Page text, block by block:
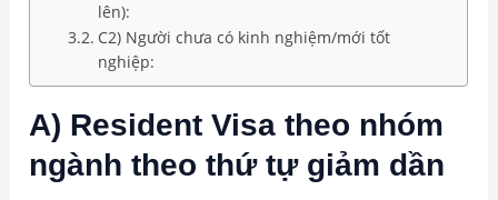
lên):
C2) Người chưa có kinh nghiệm/mới tốt
nghiệp:
A) Resident Visa theo nhóm
ngành theo thứ tự giảm dần